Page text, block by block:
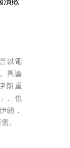
潰敗
以電
輿論
朗重
。也
朗，
。